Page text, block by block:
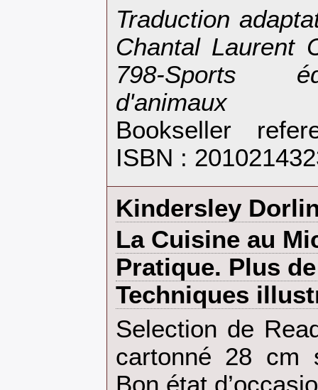
‎Traduction
Chantal Laurent
798-Sports
d'animaux‎
Bookseller
ISBN :
‎Kindersley
‎La Cuisine au
Pratique. Plus
Techniques
‎Selection de
cartonné 28 cm
Bon état